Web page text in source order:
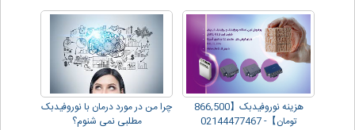
هزینه نوروفیدبک【866,500
تومان】- 02144477467
چرا من در مورد درمان با نوروفیدبک
مطلبی نمی شنوم؟